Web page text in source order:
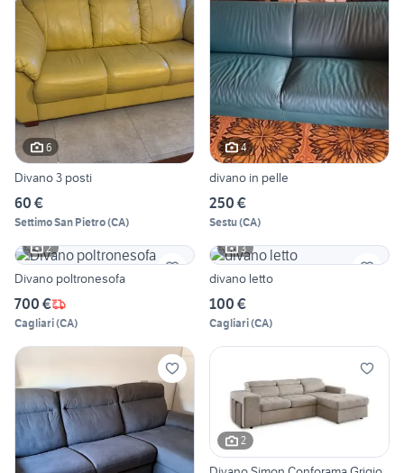
6
Divano 3 posti
60 €
Settimo San Pietro(CA)
4
divano in pelle
250 €
Sestu(CA)
2
Divano poltronesofa
700 €
Cagliari(CA)
3
divano letto
100 €
Cagliari(CA)
2